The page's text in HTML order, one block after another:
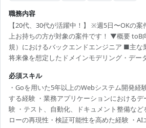
職務内容
【20代、30代が活躍中！】 ※週5日〜OKの
上お持ちの方が対象の案件です！ ▼概要 toB
規）におけるバックエンドエンジニア ■主な
将来像を想定したドメインモデリング・デー
拡張や新規機能開発のための開発計画の策定
運用 ・スキーマ駆動開発、ライブラリ化、継
生産性向上のための仕組みの構築 ・チーム
向上のための、各種自動化やプロセスの整備
るためのドキュメント執筆 ▼条件等...
必須スキル
・Goを用いた5年以上のWebシステム開発経
する経験 ・業務アプリケーションにおける
験 ・テスト、自動化、ドキュメント整備な
ローの再現性・検証可能性を高めた経験 ・AI